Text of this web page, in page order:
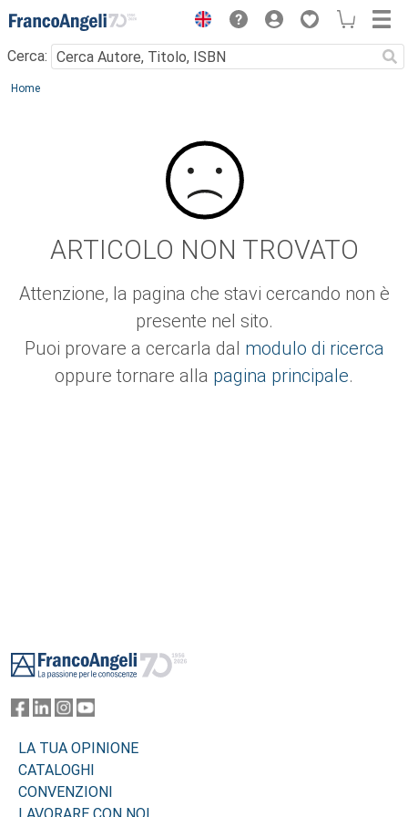
Menu
Cerca:
Main content
Home
ARTICOLO NON TROVATO
Attenzione, la pagina che stavi cercando non è
presente nel sito.
Puoi provare a cercarla dal modulo di ricerca
oppure tornare alla pagina principale.
LA TUA OPINIONE
CATALOGHI
CONVENZIONI